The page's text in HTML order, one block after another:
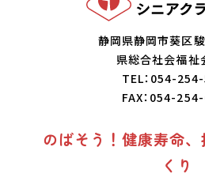
静岡県静岡市葵区
県総合社会福祉
TEL：054-
FAX：054-
のばそう！健康寿命
くり